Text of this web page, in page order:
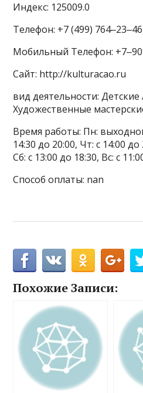
Индекс: 125009.0
Телефон: +7 (499) 764‒23‒46
Мобильный Телефон:
Сайт: http://kulturacao.ru
вид деятельности:
Художественные
Время работы: Пн:
14:30 до 20:00, Чт: с 14:00
Сб: с 13:00 до 18:30, Вс: с
Способ оплаты: nan
Похожие Записи: